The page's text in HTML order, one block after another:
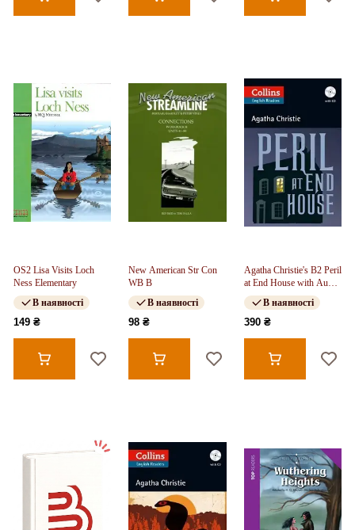
OS2 Lisa Visits Loch
Ness Elementary
В наявності
149 ₴
New American Str Con
WB B
В наявності
98 ₴
Agatha Christie's B2 Peril
at End House with Audio
CD
В наявності
390 ₴